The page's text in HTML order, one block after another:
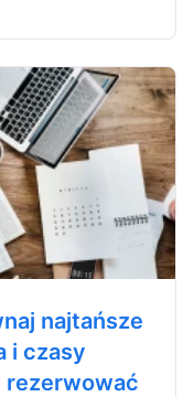
najtańsze
i czasy
rezerwować